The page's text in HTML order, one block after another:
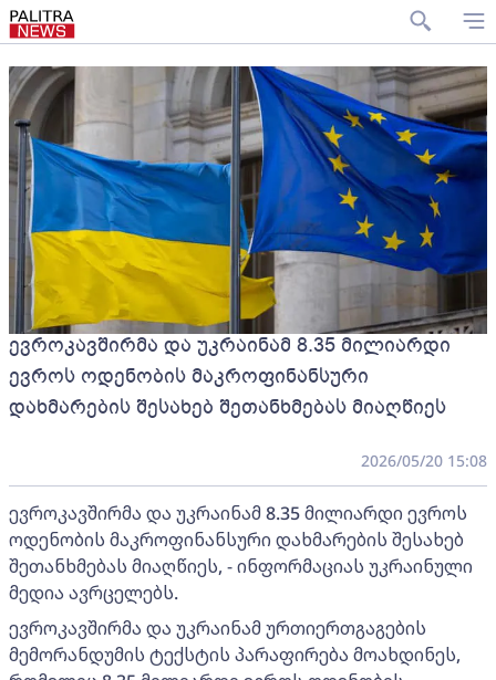
ევროკავშირმა და უკრაინამ 8.35 მილიარდი
ევროს ოდენობის მაკროფინანსური
დახმარების შესახებ შეთანხმებას მიაღწიეს
2026/05/20 15:08
ევროკავშირმა და უკრაინამ 8.35 მილიარდი ევროს
ოდენობის მაკროფინანსური დახმარების შესახებ
შეთანხმებას მიაღწიეს, - ინფორმაციას უკრაინული
მედია ავრცელებს.
ევროკავშირმა და უკრაინამ ურთიერთგაგების
მემორანდუმის ტექსტის პარაფირება მოახდინეს,